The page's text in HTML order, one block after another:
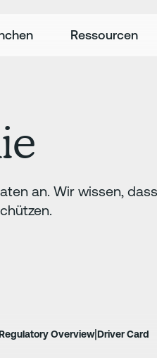
Ressourcen
an. Wir wissen,
Overview|Driver Card